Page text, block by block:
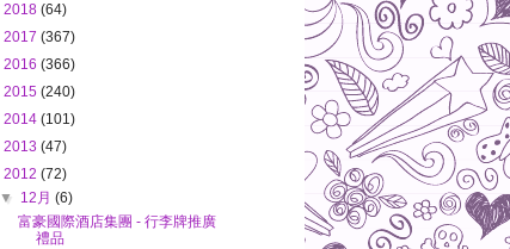
2018 (64)
2017 (367)
2016 (366)
2015 (240)
2014 (101)
2013 (47)
2012 (72)
▼ 12月(6)
富豪國際酒店集團 - 行李牌推廣
禮品